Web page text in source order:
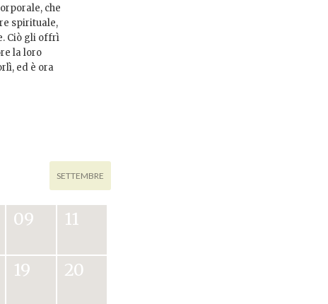
che
spirituale,
Ciò gli offrì
la loro
ed è ora
SETTEMBRE
09 11
19 20